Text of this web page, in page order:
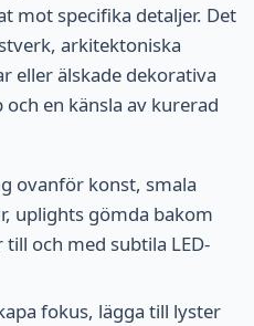
mot specifika detaljer. Det
arkitektoniska
eller älskade dekorativa
en känsla av kurerad
ovanför konst, smala
uplights gömda bakom
och med subtila LED-
fokus, lägga till lyster